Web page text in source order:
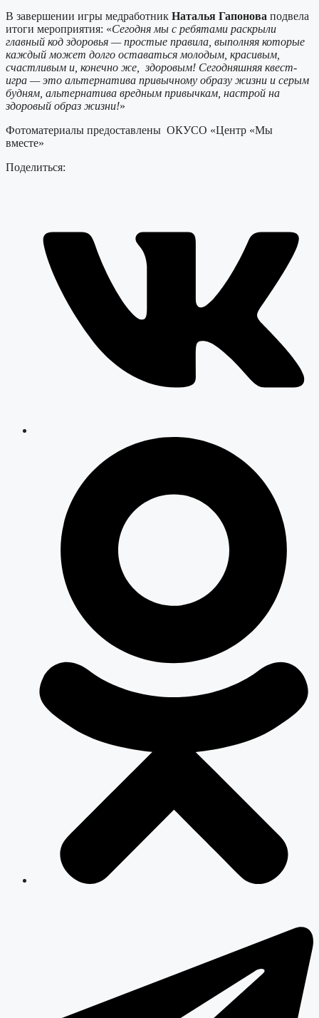
В завершении игры медработник Наталья Гапонова подвела
итоги мероприятия: «Сегодня мы с ребятами раскрыли
главный код здоровья — простые правила, выполняя которые
каждый может долго оставаться молодым, красивым,
счастливым и, конечно же, здоровым! Сегодняшняя квест-
игра — это альтернатива привычному образу жизни и серым
будням, альтернатива вредным привычкам, настрой на
здоровый образ жизни!»
Фотоматериалы предоставлены ОКУСО «Центр «Мы
вместе»
Поделиться: